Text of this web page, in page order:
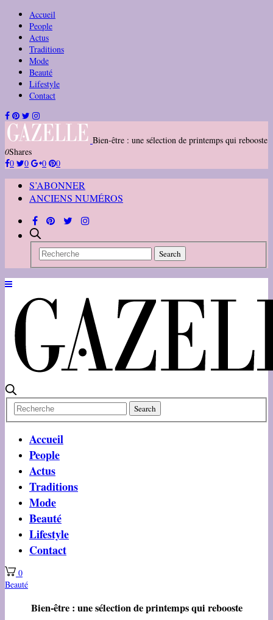
Accueil
People
Actus
Traditions
Mode
Beauté
Lifestyle
Contact
Bien-être : une sélection de printemps qui rebooste
0Shares
0
0 0 0
S’ABONNER
ANCIENS NUMÉROS
Accueil
People
Actus
Traditions
Mode
Beauté
Lifestyle
Contact
0
Beauté
Bien-être : une sélection de printemps qui rebooste